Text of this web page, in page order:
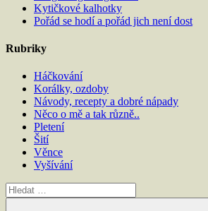
Kytičkové kalhotky
Pořád se hodí a pořád jich není dost
Rubriky
Háčkování
Korálky, ozdoby
Návody, recepty a dobré nápady
Něco o mě a tak různě..
Pletení
Šití
Věnce
Vyšívání
Hledat: